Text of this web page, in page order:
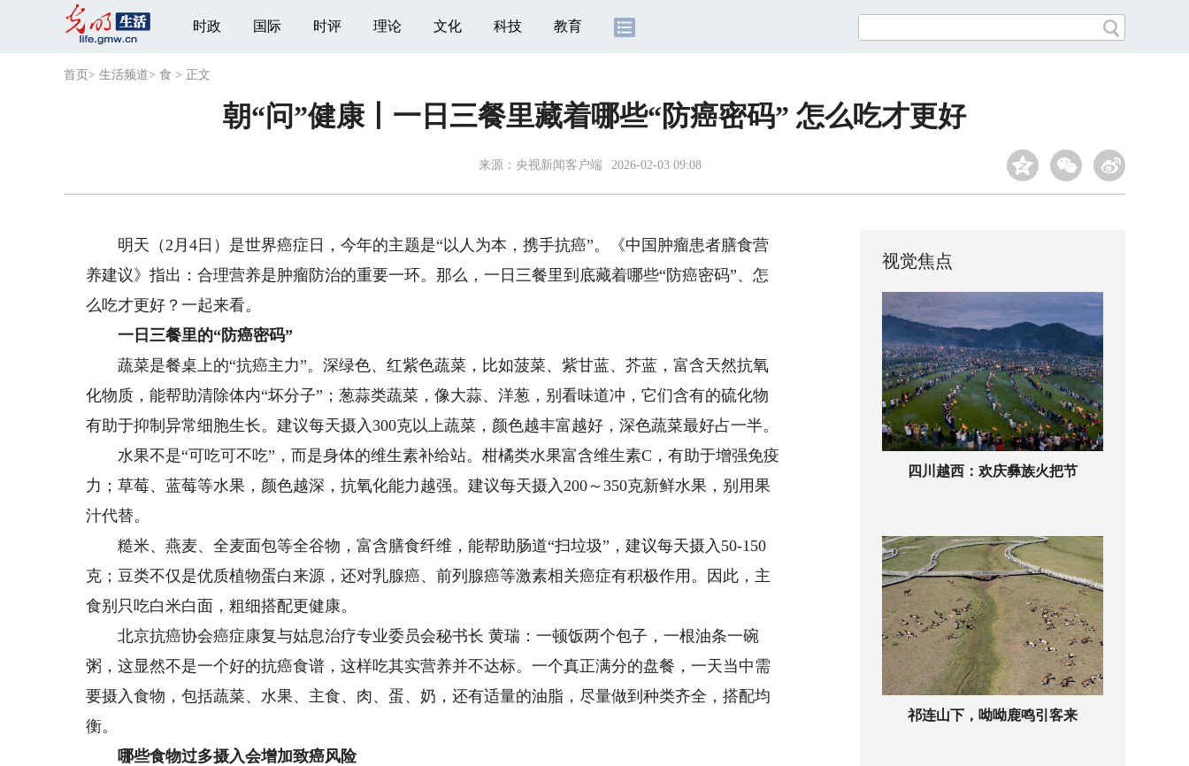
时政 国际 时评 理论 文化 科技 教育
首页 > 生活频道> 食 > 正文
朝“问”健康丨一日三餐里藏着哪些“防癌密码” 怎么吃才更好
来源： 央视新闻客户端 2026-02-03 09:08
明天（2月4日）是世界癌症日，今年的主题是“以人为本，携手抗癌”。《中国肿瘤患者膳食营
养建议》指出：合理营养是肿瘤防治的重要一环。那么，一日三餐里到底藏着哪些“防癌密码”、怎
么吃才更好？一起来看。
一日三餐里的“防癌密码”
蔬菜是餐桌上的“抗癌主力”。深绿色、红紫色蔬菜，比如菠菜、紫甘蓝、芥蓝，富含天然抗氧
化物质，能帮助清除体内“坏分子”；葱蒜类蔬菜，像大蒜、洋葱，别看味道冲，它们含有的硫化物
有助于抑制异常细胞生长。建议每天摄入300克以上蔬菜，颜色越丰富越好，深色蔬菜最好占一半。
水果不是“可吃可不吃”，而是身体的维生素补给站。柑橘类水果富含维生素C，有助于增强免疫
力；草莓、蓝莓等水果，颜色越深，抗氧化能力越强。建议每天摄入200～350克新鲜水果，别用果
汁代替。
糙米、燕麦、全麦面包等全谷物，富含膳食纤维，能帮助肠道“扫垃圾”，建议每天摄入50-150
克；豆类不仅是优质植物蛋白来源，还对乳腺癌、前列腺癌等激素相关癌症有积极作用。因此，主
食别只吃白米白面，粗细搭配更健康。
北京抗癌协会癌症康复与姑息治疗专业委员会秘书长 黄瑞：一顿饭两个包子，一根油条一碗
粥，这显然不是一个好的抗癌食谱，这样吃其实营养并不达标。一个真正满分的盘餐，一天当中需
要摄入食物，包括蔬菜、水果、主食、肉、蛋、奶，还有适量的油脂，尽量做到种类齐全，搭配均
衡。
哪些食物过多摄入会增加致癌风险
视觉焦点
四川越西：欢庆彝族火把节
祁连山下，呦呦鹿鸣引客来